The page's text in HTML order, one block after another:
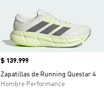
Precio
$ 139.999
Zapatillas de Running Questar 4
Hombre Performance